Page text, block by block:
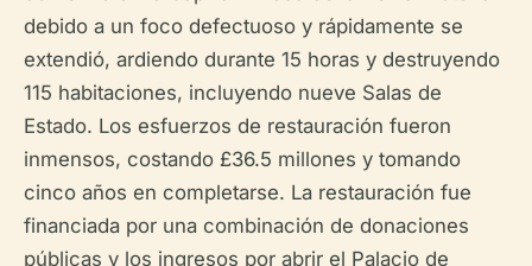
debido a un foco defectuoso y rápidamente se
extendió, ardiendo durante 15 horas y destruyendo
115 habitaciones, incluyendo nueve Salas de
Estado. Los esfuerzos de restauración fueron
inmensos, costando £36.5 millones y tomando
cinco años en completarse. La restauración fue
financiada por una combinación de donaciones
públicas y los ingresos por abrir el Palacio de